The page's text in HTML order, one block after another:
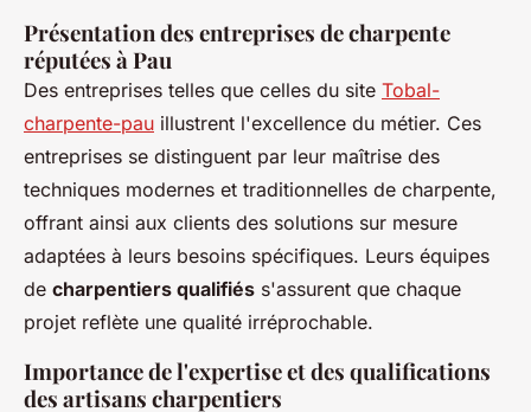
Présentation des entreprises de charpente
réputées à Pau
Des entreprises telles que celles du site Tobal-
charpente-pau illustrent l'excellence du métier. Ces
entreprises se distinguent par leur maîtrise des
techniques modernes et traditionnelles de charpente,
offrant ainsi aux clients des solutions sur mesure
adaptées à leurs besoins spécifiques. Leurs équipes
de charpentiers qualifiés s'assurent que chaque
projet reflète une qualité irréprochable.
Importance de l'expertise et des qualifications
des artisans charpentiers